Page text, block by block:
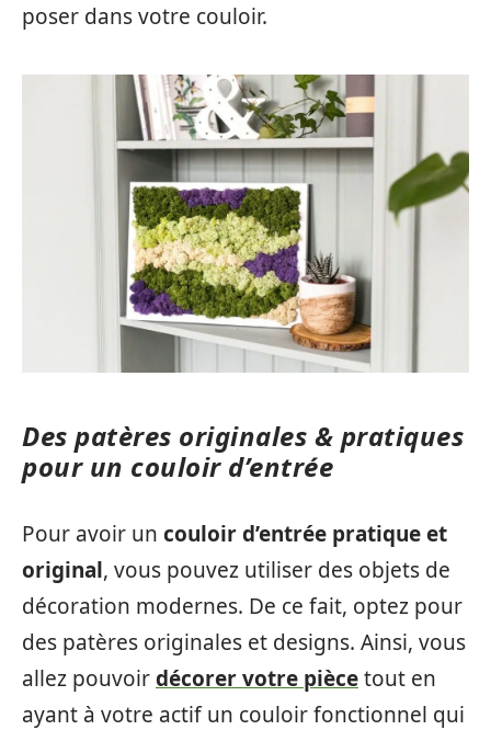
poser dans votre couloir.
Des patères originales & pratiques
pour un couloir d’entrée
Pour avoir un couloir d’entrée pratique et
original, vous pouvez utiliser des objets de
décoration modernes. De ce fait, optez pour
des patères originales et designs. Ainsi, vous
allez pouvoirdécorer votre piècetout en
ayant à votre actif un couloir fonctionnel qui